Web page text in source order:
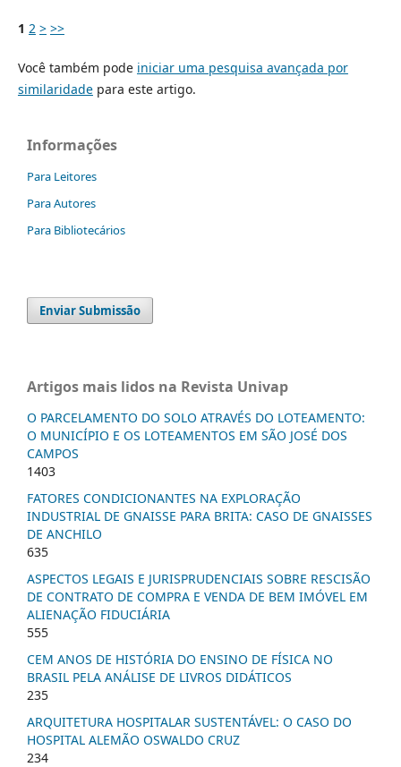
1 2 > >>
Você também pode iniciar uma pesquisa avançada por
similaridadepara este artigo.
Informações
Para Leitores
Para Autores
Para Bibliotecários
Enviar Submissão
Artigos mais lidos na Revista Univap
O PARCELAMENTO DO SOLO ATRAVÉS DO LOTEAMENTO:
O MUNICÍPIO E OS LOTEAMENTOS EM SÃO JOSÉ DOS
CAMPOS
1403
FATORES CONDICIONANTES NA EXPLORAÇÃO
INDUSTRIAL DE GNAISSE PARA BRITA: CASO DE GNAISSES
DE ANCHILO
635
ASPECTOS LEGAIS E JURISPRUDENCIAIS SOBRE RESCISÃO
DE CONTRATO DE COMPRA E VENDA DE BEM IMÓVEL EM
ALIENAÇÃO FIDUCIÁRIA
555
CEM ANOS DE HISTÓRIA DO ENSINO DE FÍSICA NO
BRASIL PELA ANÁLISE DE LIVROS DIDÁTICOS
235
ARQUITETURA HOSPITALAR SUSTENTÁVEL: O CASO DO
HOSPITAL ALEMÃO OSWALDO CRUZ
234